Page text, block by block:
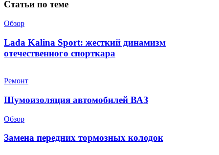
Статьи по теме
Обзор
Lada Kalina Sport: жесткий динамизм
отечественного спорткара
Ремонт
Шумоизоляция автомобилей ВАЗ
Обзор
Замена передних тормозных колодок